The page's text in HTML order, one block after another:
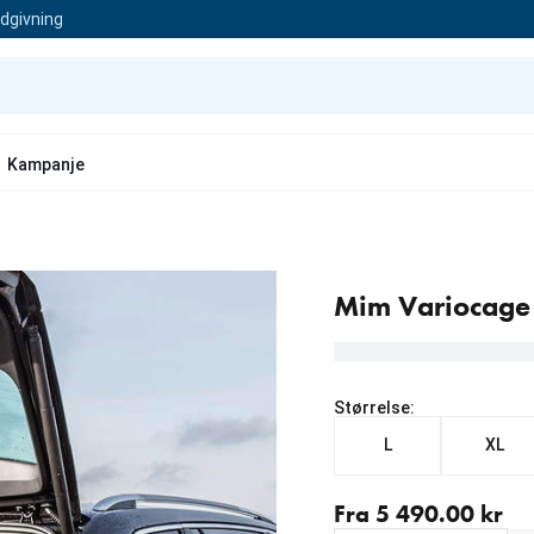
Kampanje
Mim
Størrelse:
L
XL
Fra 5 490.00 kr